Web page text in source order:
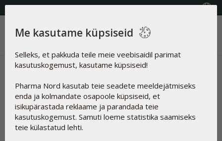
KVALITEETSED TOIDULISANDID
Menüü
Uudised | Curcuma longa
Artiklid
Me kasutame küpsiseid
Selleks, et pakkuda teile meie veebisaidil parimat
kasutuskogemust, kasutame küpsiseid!
Pharma Nord kasutab teie seadete meeldejätmiseks
enda ja kolmandate osapoole küpsiseid, et
isikupärastada reklaame ja parandada teie
kasutuskogemust. Samuti loeme statistika saamiseks
teie külastatud lehti.